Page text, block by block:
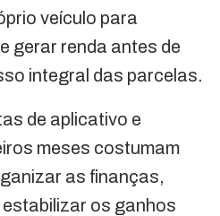
veículo para
gerar renda antes de
integral das parcelas.
de aplicativo e
meses costumam
as finanças,
os ganhos